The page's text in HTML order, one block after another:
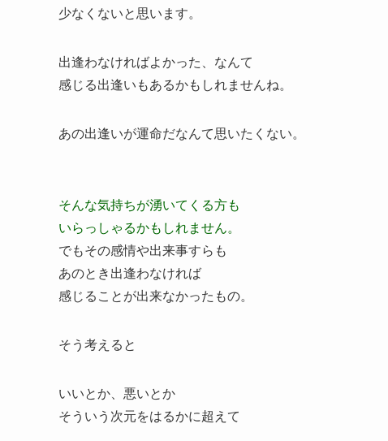
少なくないと思います。
出逢わなければよかった、なんて
感じる出逢いもあるかもしれませんね。
あの出逢いが運命だなんて思いたくない。
そんな気持ちが湧いてくる方も
いらっしゃるかもしれません。
でもその感情や出来事すらも
あのとき出逢わなければ
感じることが出来なかったもの。
そう考えると
いいとか、悪いとか
そういう次元をはるかに超えて